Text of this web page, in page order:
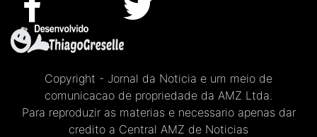
Copyright - Jornal da Noticia e um meio de
comunicacao de propriedade da AMZ Ltda.
Para reproduzir as materias e necessario apenas dar
credito a Central AMZ de Noticias